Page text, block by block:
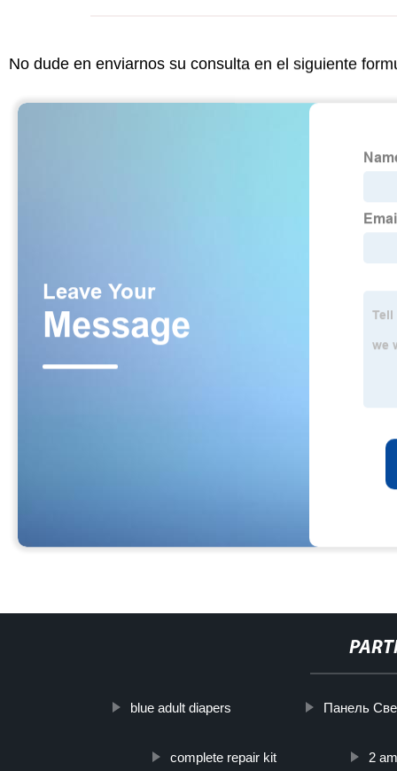
No dude en enviarnos su consulta en el siguiente
blue adult diapers Панель
complete repair kit 2